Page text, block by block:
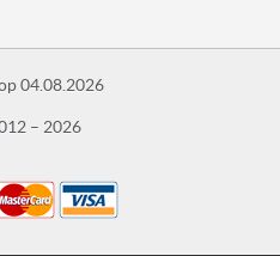
04.08.2026
– 2026